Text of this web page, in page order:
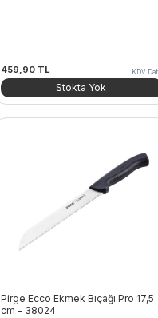
459,90 TL KDV
Stokta Yok
Pirge Ecco Ekmek Bıçağı Pro 17,5
cm – 38024